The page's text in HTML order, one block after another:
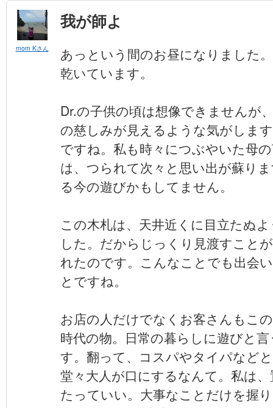
mom Kさん
我が師よ
あっという間のお昼になりました
乾いています。
Dr.の子供の頃は想像できませんが
の慈しみが見えるような気がしま
ですね。私も時々につぶやいた母
は、つられて次々と思い出が蘇り
る今の遊びかもしてません。
この木札は、天井近くに目立たぬ
した。だからじっくり見渡すこと
れたのです。こんなことでも出会
とですね。
お店の人だけでなくお客さんもこ
時代の物。日常の暮らしに遊びと
す。翻って、コスパやタイパなど
堂々大人が口にするなんて。私は
たっていい。大事なことだけを握